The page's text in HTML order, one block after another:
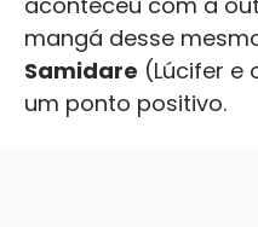
mangá desse
Samidare (Lúcifer e
um ponto positivo.